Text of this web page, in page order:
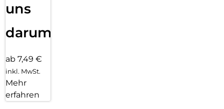
uns
darum!
ab 7,49 €
inkl. MwSt.
Mehr
erfahren